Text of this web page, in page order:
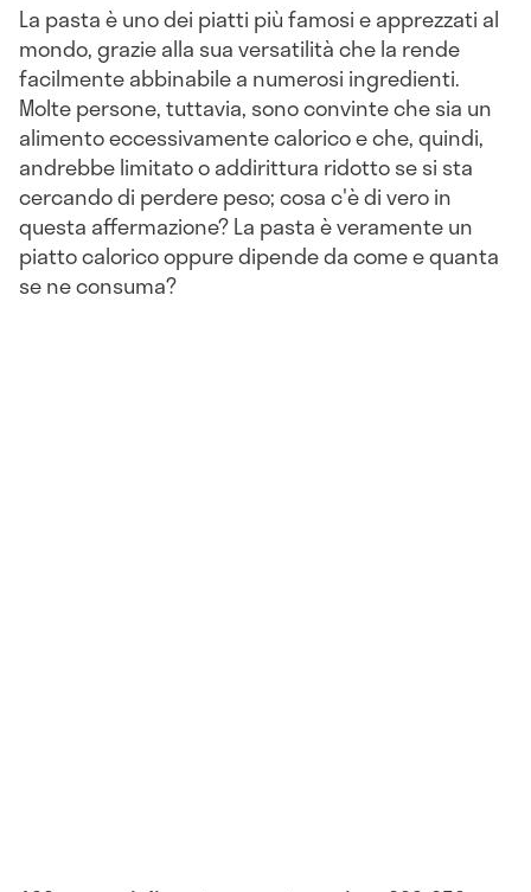
La pasta è uno dei piatti più famosi e apprezzati al
mondo, grazie alla sua versatilità che la rende
facilmente abbinabile a numerosi ingredienti.
Molte persone, tuttavia, sono convinte che sia un
alimento eccessivamente calorico e che, quindi,
andrebbe limitato o addirittura ridotto se si sta
cercando di perdere peso; cosa c'è di vero in
questa affermazione? La pasta è veramente un
piatto calorico oppure dipende da come e quanta
se ne consuma?